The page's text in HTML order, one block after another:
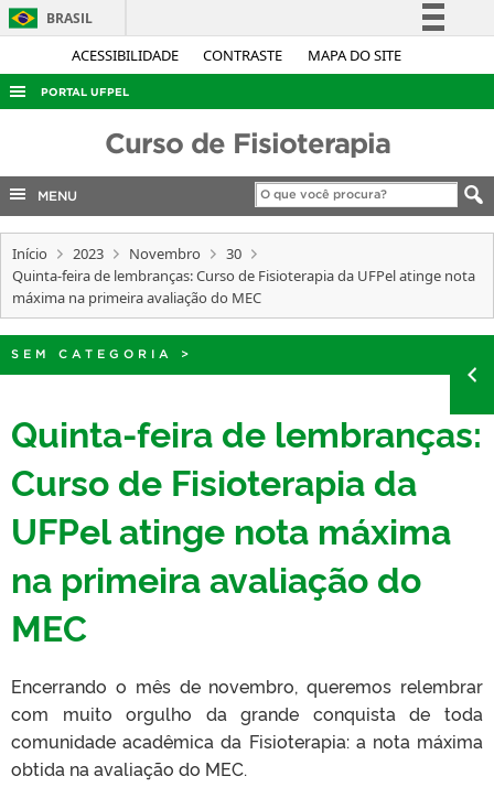
ACESSIBILIDADE CONTRASTE MAPA DO SITE
BRASIL
Simplifique!
Acesso à informação
Legislação
Canais
PORTAL UFPEL
COBALTO
EDITAIS
INTERNACIONAL
OUVIDORIA
TELEFONES
Curso de Fisioterapia
MENU
Início 2023 Novembro
30
Quinta-feira de lembranças: Curso de Fisioterapia da UFPel atinge nota
máxima na primeira avaliação do MEC
SEM CATEGORIA >
Quinta-feira de lembranças:
Curso de Fisioterapia da
UFPel atinge nota máxima
na primeira avaliação do
MEC
Encerrando o mês de novembro, queremos relembrar
com muito orgulho da grande conquista de toda
comunidade acadêmica da Fisioterapia: a nota máxima
obtida na avaliação do MEC.